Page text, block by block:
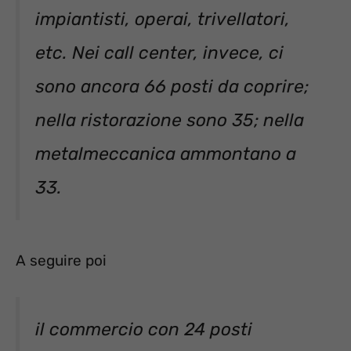
impiantisti, operai, trivellatori,
etc. Nei call center, invece, ci
sono ancora 66 posti da coprire;
nella ristorazione sono 35; nella
metalmeccanica ammontano a
33.
A seguire poi
il commercio con 24 posti